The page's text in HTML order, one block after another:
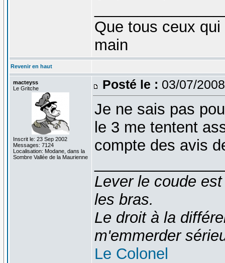
Que tous ceux
main
Revenir en haut
macteyss
Le Gritche
Inscrit le: 23 Sep 2002
Messages: 7124
Localisation: Modane, dans la
Sombre Vallée de la Maurienne
Posté le : 03/07/
Je ne sais pas
le 3 me tentent
compte des avis
Lever le coude
les bras.
Le droit à la
m'emmerder
Le Colonel